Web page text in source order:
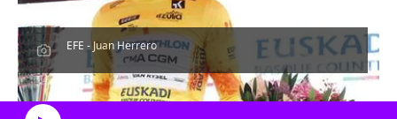
EFE - Juan Herrero
Escucha el artículo